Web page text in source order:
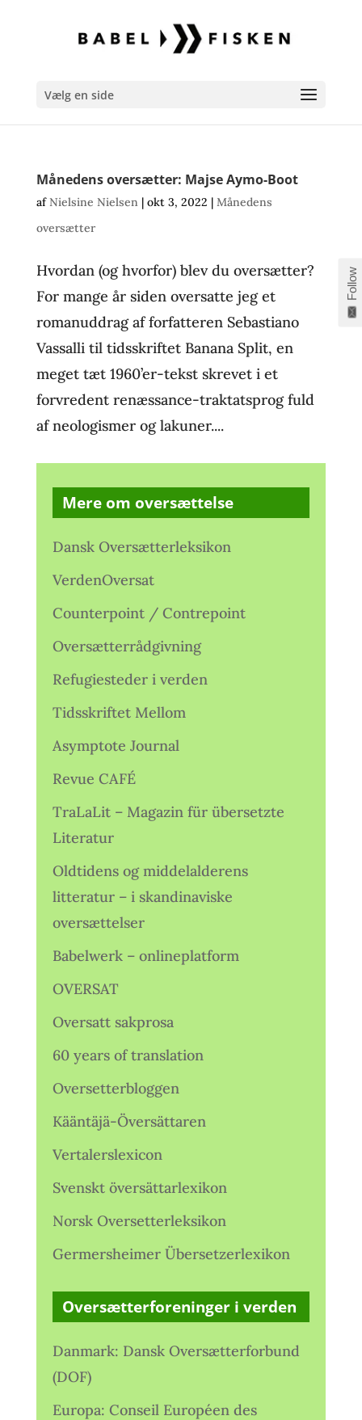
Vælg en side
Månedens oversætter: Majse Aymo-Boot
afNielsine Nielsen| okt 3, 2022 | Månedens
oversætter
Hvordan (og hvorfor) blev du oversætter?
For mange år siden oversatte jeg et
romanuddrag af forfatteren Sebastiano
Vassalli til tidsskriftet Banana Split, en
meget tæt 1960’er-tekst skrevet i et
forvredent renæssance-traktatsprog fuld
af neologismer og lakuner....
Mere om oversættelse
Dansk Oversætterleksikon
VerdenOversat
Counterpoint / Contrepoint
Oversætterrådgivning
Refugiesteder i verden
Tidsskriftet Mellom
Asymptote Journal
Revue CAFÉ
TraLaLit – Magazin für übersetzte
Literatur
Oldtidens og middelalderens
litteratur – i skandinaviske
oversættelser
Babelwerk – onlineplatform
OVERSAT
Oversatt sakprosa
60 years of translation
Oversetterbloggen
Kääntäjä-Översättaren
Vertalerslexicon
Svenskt översättarlexikon
Norsk Oversetterleksikon
Germersheimer Übersetzerlexikon
Oversætterforeninger i verden
Danmark: Dansk Oversætterforbund
(DOF)
Europa: Conseil Européen des
Follow